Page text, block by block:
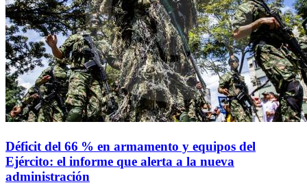
Déficit del 66 % en armamento y equipos del
Ejército: el informe que alerta a la nueva
administración